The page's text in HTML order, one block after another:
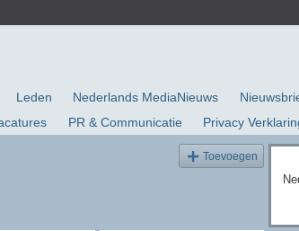
Leden Nederlands MediaNieuws
PR & Communicatie Privacy
Toevoegen